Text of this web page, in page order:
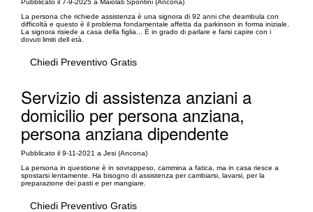
Pubblicato il 7-9-2025 a Maiolati Spontini (Ancona)
La persona che richiede assistenza è una signora di 92 anni che deambula con
difficoltà e questo è il problema fondamentale affetta da parkinson in forma iniziale.
La signora risiede a casa della figlia... È in grado di parlare e farsi capire con i
dovuti limiti dell età.
Chiedi Preventivo Gratis
Servizio di assistenza anziani a
domicilio per persona anziana,
persona anziana dipendente
Pubblicato il 9-11-2021 a Jesi (Ancona)
La persona in questione è in sovrappeso, cammina a fatica, ma in casa riesce a
spostarsi lentamente. Ha bisogno di assistenza per cambiarsi, lavarsi, per la
preparazione dei pasti e per mangiare.
Chiedi Preventivo Gratis